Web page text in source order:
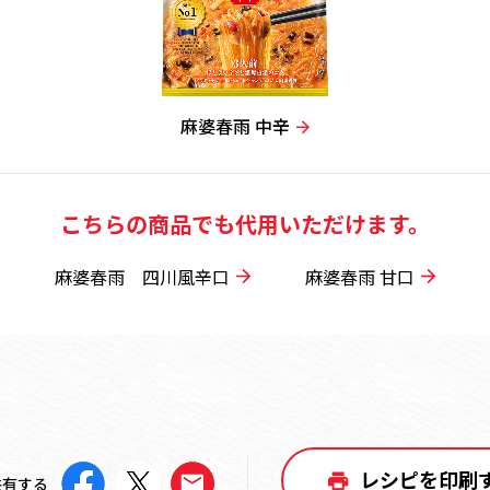
麻婆春雨 中辛
こちらの商品でも代用いただけます。
麻婆春雨 四川風辛口 麻婆春雨 甘口
する レシピを印刷